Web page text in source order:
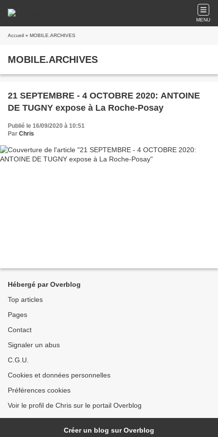
MENU
Accueil » MOBILE.ARCHIVES
MOBILE.ARCHIVES
21 SEPTEMBRE - 4 OCTOBRE 2020: ANTOINE
DE TUGNY expose à La Roche-Posay
Publié le 16/09/2020 à 10:51
Par Chris
Hébergé par Overblog
Top articles
Pages
Contact
Signaler un abus
C.G.U.
Cookies et données personnelles
Préférences cookies
Voir le profil de Chris sur le portail Overblog
Créer un blog sur Overblog